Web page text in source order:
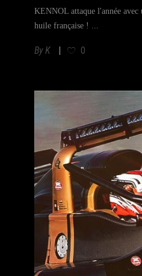
KENNOL attaque l'année
huile française !
ByK 0